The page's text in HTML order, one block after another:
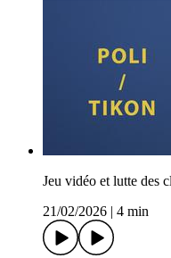
Jeu vidéo et lutte des
21/02/2026
4 min